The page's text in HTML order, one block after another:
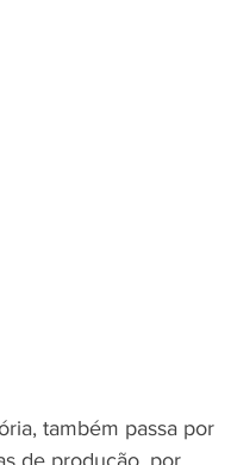
também passa por